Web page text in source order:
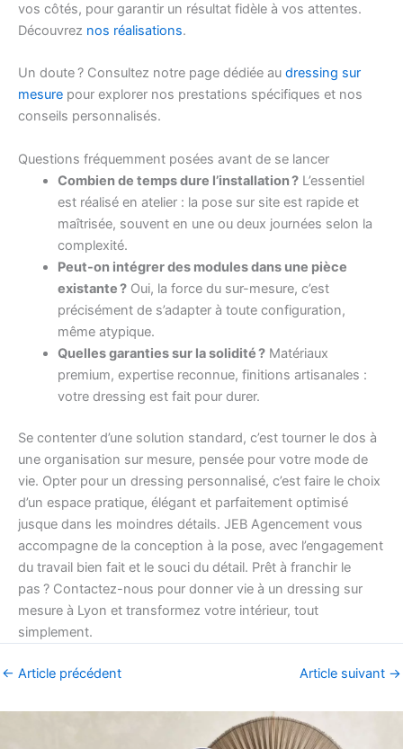
vos côtés, pour garantir un résultat fidèle à vos attentes.
Découvrez nos réalisations.
Un doute ? Consultez notre page dédiée au dressing sur
mesure pour explorer nos prestations spécifiques et nos
conseils personnalisés.
Questions fréquemment posées avant de se lancer
Combien de temps dure l’installation ?L’essentiel
est réalisé en atelier : la pose sur site est rapide et
maîtrisée, souvent en une ou deux journées selon la
complexité.
Peut-on intégrer des modules dans une pièce
existante ?Oui, la force du sur-mesure, c’est
précisément de s’adapter à toute configuration,
même atypique.
Quelles garanties sur la solidité ?Matériaux
premium, expertise reconnue, finitions artisanales :
votre dressing est fait pour durer.
Se contenter d’une solution standard, c’est tourner le dos à
une organisation sur mesure, pensée pour votre mode de
vie. Opter pour un dressing personnalisé, c’est faire le choix
d’un espace pratique, élégant et parfaitement optimisé
jusque dans les moindres détails. JEB Agencement vous
accompagne de la conception à la pose, avec l’engagement
du travail bien fait et le souci du détail. Prêt à franchir le
pas ? Contactez-nous pour donner vie à un dressing sur
mesure à Lyon et transformez votre intérieur, tout
simplement.
← Article précédent Article suivant →